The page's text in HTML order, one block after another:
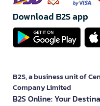
Download B2S app
B2S, a business unit of
Company Limited
B2S Online: Your